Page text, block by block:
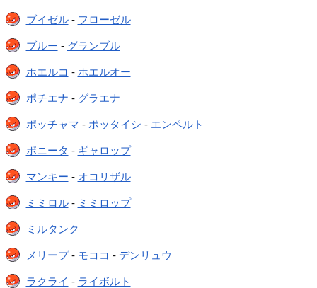
ブイゼル- フローゼル
ブルー - グランブル
ホエルコ - ホエルオー
ポチエナ - グラエナ
ポッチャマ - ポッタイシ - エンペルト
ポニータ - ギャロップ
マンキー - オコリザル
ミミロル- ミミロップ
ミルタンク
メリープ- モココ - デンリュウ
ラクライ - ライボルト